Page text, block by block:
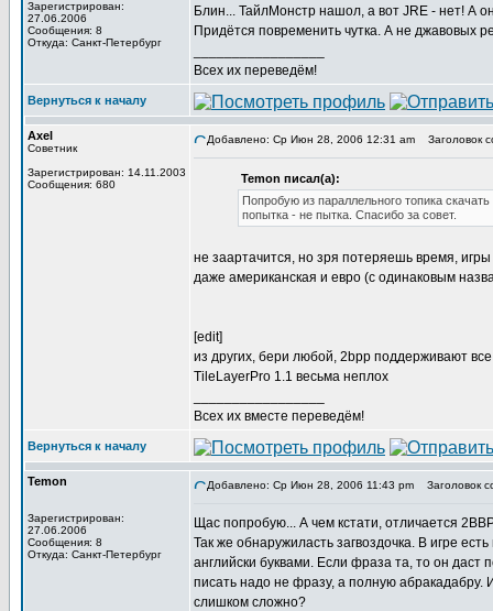
Зарегистрирован:
27.06.2006
Сообщения: 8
Откуда: Санкт-Петербург
Блин... ТайлМонстр нашол, а вот JRE - нет! А
Придётся повременить чутка. А не джавовых
Всех их переведём!
Вернуться к началу
Axel
Советник
Зарегистрирован: 14.11.2003
Сообщения: 680
Добавлено: Ср Июн 28, 2006 12:31 am Заголовок
Temon писал(а):
Попробую из параллельного топика
попытка - не пытка. Спасибо за совет.
не заартачится, но зря потеряешь время,
даже американская и евро (с одинаковым
[edit]
из других, бери любой, 2bpp поддерживают
TileLayerPro 1.1 весьма неплох
Всех их вместе переведём!
Вернуться к началу
Temon
Зарегистрирован:
27.06.2006
Сообщения: 8
Откуда: Санкт-Петербург
Добавлено: Ср Июн 28, 2006 11:43 pm Заголовок
Щас попробую... А чем кстати, отличается
Так же обнаружиласть загвоздочка. В игре
английски буквами. Если фраза та, то он даст
писать надо не фразу, а полную абракадабру.
слишком сложно?